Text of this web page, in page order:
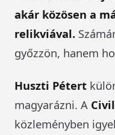
akár közösen a
relikviával.
győzzön, hanem
Huszti Pétert
magyarázni. A
közleményben